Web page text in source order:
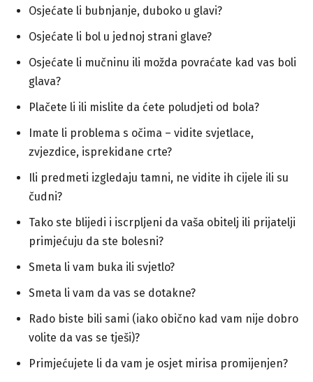
Osjećate li bubnjanje, duboko u glavi?
Osjećate li bol u jednoj strani glave?
Osjećate li mučninu ili možda povraćate kad vas boli
glava?
Plačete li ili mislite da ćete poludjeti od bola?
Imate li problema s očima – vidite svjetlace,
zvjezdice, isprekidane crte?
Ili predmeti izgledaju tamni, ne vidite ih cijele ili su
čudni?
Tako ste blijedi i iscrpljeni da vaša obitelj ili prijatelji
primjećuju da ste bolesni?
Smeta li vam buka ili svjetlo?
Smeta li vam da vas se dotakne?
Rado biste bili sami (iako obično kad vam nije dobro
volite da vas se tješi)?
Primjećujete li da vam je osjet mirisa promijenjen?